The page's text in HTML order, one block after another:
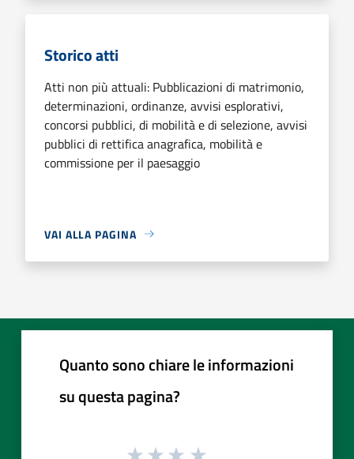
Storico atti
Atti non più attuali: Pubblicazioni di matrimonio,
determinazioni, ordinanze, avvisi esplorativi,
concorsi pubblici, di mobilità e di selezione, avvisi
pubblici di rettifica anagrafica, mobilità e
commissione per il paesaggio
VAI ALLA PAGINA
Quanto sono chiare le informazioni
su questa pagina?